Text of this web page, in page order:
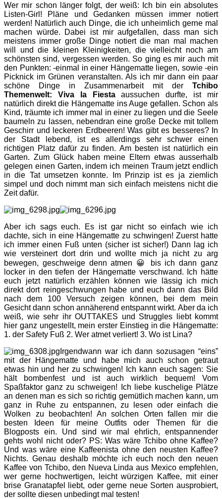
Wer mir schon länger folgt, der weiß: Ich bin ein absolutes
Listen-Girl! Pläne und Gedanken müssen immer notiert
werden! Natürlich auch Dinge, die ich unheimlich gerne mal
machen würde. Dabei ist mir aufgefallen, dass man sich
meistens immer große Dinge notiert die man mal machen
will und die kleinen Kleinigkeiten, die vielleicht noch am
schönsten sind, vergessen werden. So ging es mir auch mit
den Punkten: -einmal in einer Hängematte liegen, sowie -ein
Picknick im Grünen veranstalten. Als ich mir dann ein paar
schöne Dinge in Zusammenarbeit mit der Tchibo
Themenwelt: Viva la Fiestaaussuchen durfte, ist mir
natürlich direkt die Hängematte ins Auge gefallen. Schon als
Kind, träumte ich immer mal in einer zu liegen und die Seele
baumeln zu lassen, nebendran eine große Decke mit tollem
Geschirr und leckeren Erdbeeren! Was gibt es besseres? In
der Stadt lebend, ist es allerdings sehr schwer einen
richtigen Platz dafür zu finden. Am besten ist natürlich ein
Garten. Zum Glück haben meine Eltern etwas ausserhalb
gelegen einen Garten, indem ich meinen Traum jetzt endlich
in die Tat umsetzen konnte. Im Prinzip ist es ja ziemlich
simpel und doch nimmt man sich einfach meistens nicht die
Zeit dafür.
Aber ich sags euch. Es ist gar nicht so einfach wie ich
dachte, sich in eine Hängematte zu schwingen! Zuerst hatte
ich immer einen Fuß unten (sicher ist sicher!) Dann lag ich
wie versteinert dort drin und wollte mich ja nicht zu arg
bewegen, geschweige denn atmen 😀 bis ich dann ganz
locker in den tiefen der Hängematte verschwand. Ich hätte
euch jetzt natürlich erzählen können wie lässig ich mich
direkt dort reingeschwungen habe und euch dann das Bild
nach dem 100 Versuch zeigen können, bei dem mein
Gesicht dann schon annäherend entspannt wirkt. Aber da ich
weiß, wie sehr ihr OUTTAKES und Struggles liebt kommt
hier ganz ungestellt, mein erster Einstieg in die Hängematte:
1. der Safety Fuß 2. Wer atmet verliert! 3. Wo ist Lina?
Irgendwann war ich dann sozusagen “eins”
mit der Hängematte und habe mich auch schon getraut
etwas hin und her zu schwingen! Ich kann euch sagen: Sie
hält bombenfest und ist auch wirklich bequem! Vom
Spaßfaktor ganz zu schweigen! Ich liebe kuschelige Plätze
an denen man es sich so richtig gemütlich machen kann, um
ganz in Ruhe zu entspannen, zu lesen oder einfach die
Wolken zu beobachten! An solchen Orten fallen mir die
besten Ideen für meine Outfits oder Themen für die
Blogposts ein. Und sind wir mal ehrlich, entspannender
gehts wohl nicht oder? PS: Was wäre Tchibo ohne Kaffee?
Und was wäre eine Kaffeenista ohne den neusten Kaffee?
Nichts. Genau deshalb möchte ich euch noch den neuen
Kaffee von Tchibo, den Nueva Linda aus Mexico empfehlen,
wer gerne hochwertigen, leicht würzigen Kaffee, mit einer
brise Granatapfel liebt, oder gerne neue Sorten ausprobiert,
der sollte diesen unbedingt mal testen!